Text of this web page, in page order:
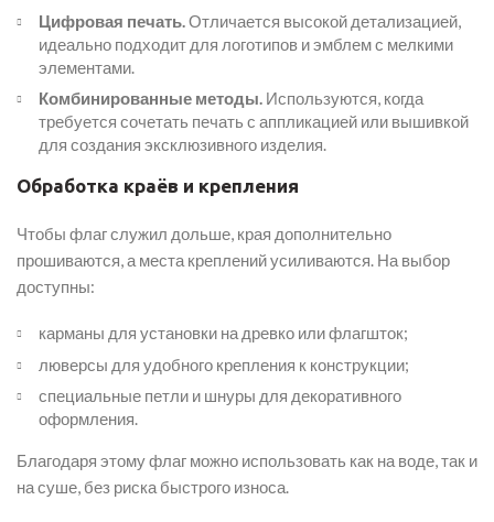
Цифровая печать. Отличается высокой детализацией,
идеально подходит для логотипов и эмблем с мелкими
элементами.
Комбинированные методы. Используются, когда
требуется сочетать печать с аппликацией или вышивкой
для создания эксклюзивного изделия.
Обработка краёв и крепления
Чтобы флаг служил дольше, края дополнительно
прошиваются, а места креплений усиливаются. На выбор
доступны:
карманы для установки на древко или флагшток;
люверсы для удобного крепления к конструкции;
специальные петли и шнуры для декоративного
оформления.
Благодаря этому флаг можно использовать как на воде, так и
на суше, без риска быстрого износа.